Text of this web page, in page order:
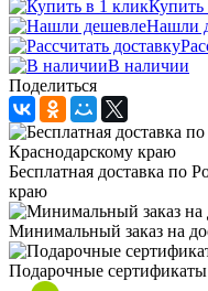
Купить
Нашли
В наличии
Поделиться
Бесплатная доставка по
краю
Минимальный заказ на
Подарочные сертификаты